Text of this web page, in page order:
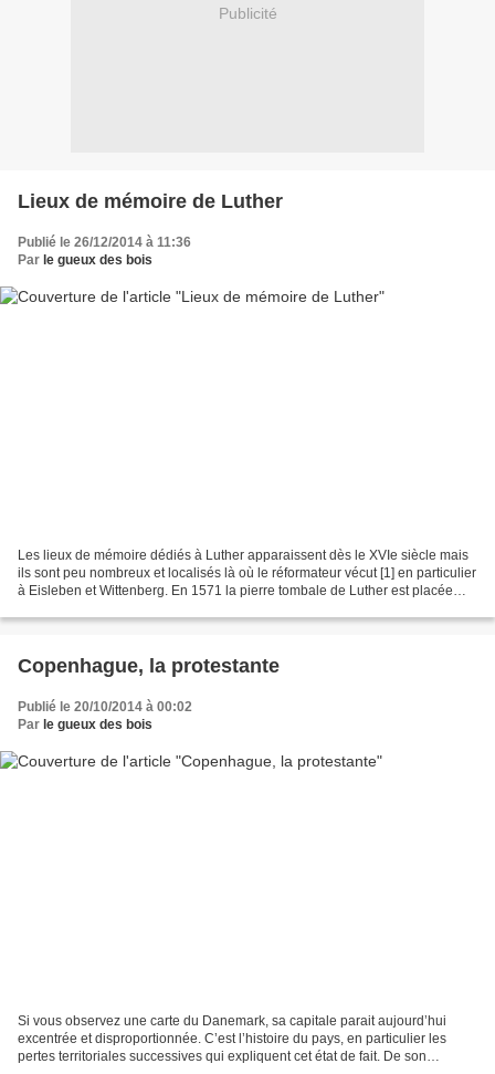
Publicité
Lieux de mémoire de Luther
Publié le 26/12/2014 à 11:36
Par le gueux des bois
Les lieux de mémoire dédiés à Luther apparaissent dès le XVIe siècle mais
ils sont peu nombreux et localisés là où le réformateur vécut [1] en particulier
à Eisleben et Wittenberg. En 1571 la pierre tombale de Luther est placée
Copenhague, la protestante
Publié le 20/10/2014 à 00:02
Par le gueux des bois
Si vous observez une carte du Danemark, sa capitale parait aujourd’hui
excentrée et disproportionnée. C’est l’histoire du pays, en particulier les
pertes territoriales successives qui expliquent cet état de fait. De son